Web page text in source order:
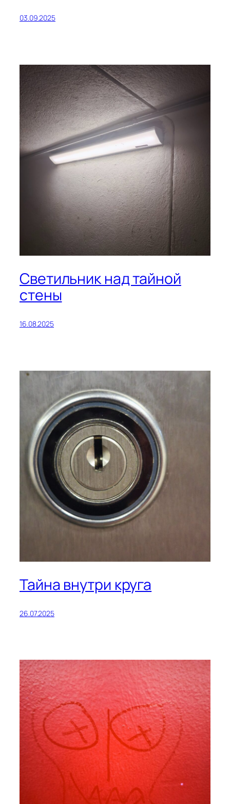
03.09.2025
Светильник над тайной
стены
16.08.2025
Тайна внутри круга
26.07.2025